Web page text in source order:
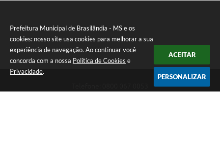
Prefeitura Municipal de Brasilândia - MS e os
cookies: nosso site usa cookies para melhorar a sua
experiência de navegação. Ao continuar você
concorda com a nossa Política de Cookies e
Privacidade.
ACEITAR
PERSONALIZAR